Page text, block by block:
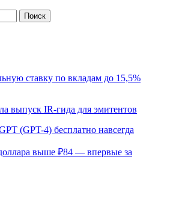
ставку по вкладам до 15,5%
выпуск IR-гида для эмитентов
(GPT-4) бесплатно навсегда
выше ₽84 — впервые за